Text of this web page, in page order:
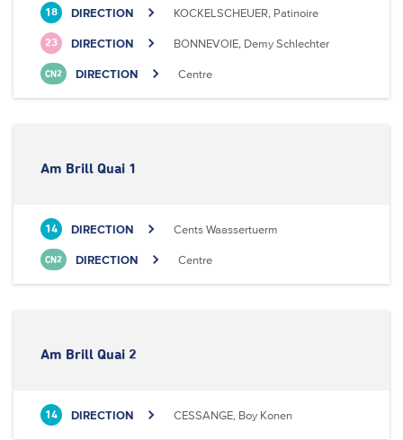
18 DIRECTION KOCKELSCHEUER, Patinoire
23 DIRECTION BONNEVOIE, Demy Schlechter
CN2 DIRECTION Centre
Am Brill Quai 1
14 DIRECTION Cents Waassertuerm
CN2 DIRECTION Centre
Am Brill Quai 2
14 DIRECTION CESSANGE, Boy Konen